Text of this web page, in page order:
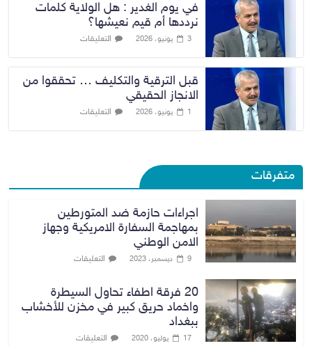
في يوم الغدير : هل الولاية كلمات
نرددها أم قيم نعيشها؟
3 يونيو، 2026 التعليقات
قبل الترقية والتكليف … تحققوا من
الانجاز الحقيقي
1 يونيو، 2026 التعليقات
متفرقات
اجراءات حازمة ضد المتورطين
بمهاجمة السفارة الامريكية وجهاز
الامن الوطني
9 ديسمبر، 2023 التعليقات
20 فرقة اطفاء تحاول السيطرة
واخماد حريق كبير في مخزن للأخشاب
ببغداد
17 يوليو، 2020 التعليقات